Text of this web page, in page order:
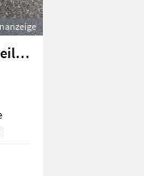
Nordforest Spillwinde 1.800 Seilwinde